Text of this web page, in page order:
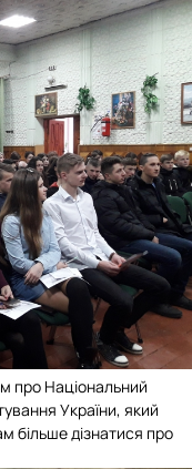
про Національний
України, який
більше дізнатися про